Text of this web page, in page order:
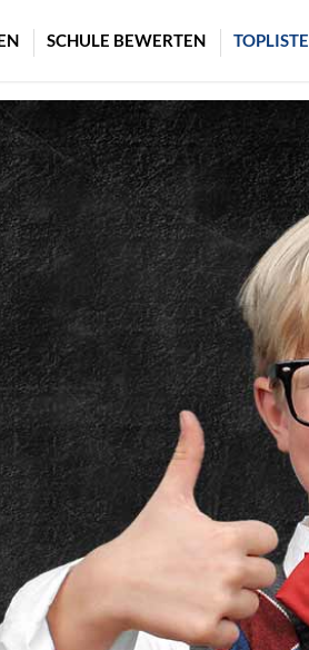
SCHULE BEWERTEN TOPLISTE